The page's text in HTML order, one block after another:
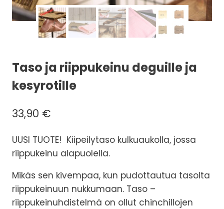
Taso ja riippukeinu deguille ja
kesyrotille
33,90 €
UUSI TUOTE! Kiipeilytaso kulkuaukolla, jossa
riippukeinu alapuolella.
Mikäs sen kivempaa, kun pudottautua tasolta
riippukeinuun nukkumaan. Taso –
riippukeinuhdistelmä on ollut chinchillojen